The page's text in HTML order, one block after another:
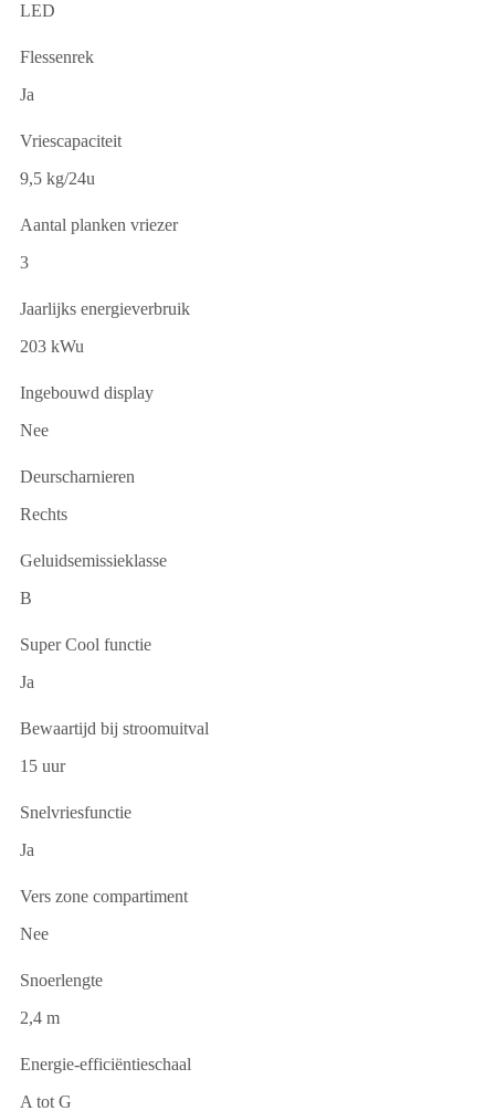
LED
Flessenrek
Ja
Vriescapaciteit
9,5 kg/24u
Aantal planken vriezer
3
Jaarlijks energieverbruik
203 kWu
Ingebouwd display
Nee
Deurscharnieren
Rechts
Geluidsemissieklasse
B
Super Cool functie
Ja
Bewaartijd bij stroomuitval
15 uur
Snelvriesfunctie
Ja
Vers zone compartiment
Nee
Snoerlengte
2,4 m
Energie-efficiëntieschaal
A tot G